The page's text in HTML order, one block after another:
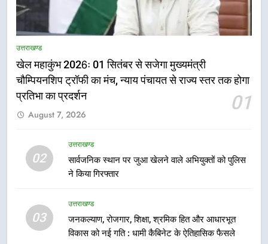
उत्तराखण्ड
खेल महाकुंभ 2026ः 01 सितंबर से सजेगा मुख्यमंत्री
चौम्पियनशिप ट्रॉफी का मंच, न्याय पंचायत से राज्य स्तर तक होगा
प्रतिभा का प्रदर्शन
01
August 7, 2026
02
उत्तराखण्ड
सार्वजनिक स्थान पर जुआ खेलने वाले अभियुक्तों को पुलिस
ने किया गिरफ्तार
03
उत्तराखण्ड
जनकल्याण, रोजगार, शिक्षा, श्रमिक हित और आधारभूत
विकास को नई गति : धामी कैबिनेट के ऐतिहासिक फैसले
राष्ट्रीय हथकरघा दिवस पर मुख्यमंत्री
कारीगरों को किया सम्मानित
उत्तराखण्ड
6
वाले महीनों में हजारों पदों पर की जाएगी
भर्ती
उत्तराखण्ड